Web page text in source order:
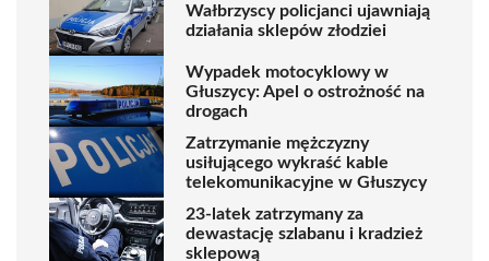
Wałbrzyscy policjanci ujawniają
działania sklepów złodziei
Wypadek motocyklowy w
Głuszycy: Apel o ostrożność na
drogach
Zatrzymanie mężczyzny
usiłującego wykraść kable
telekomunikacyjne w Głuszycy
23-latek zatrzymany za
dewastację szlabanu i kradzież
sklepową